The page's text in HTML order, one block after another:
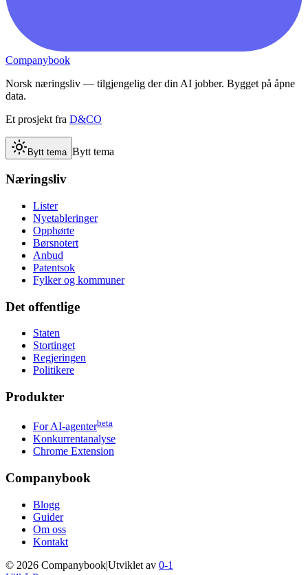
Companybook
Norsk næringsliv — tilgjengelig der din AI jobber. Bygget på åpne
data.
Et prosjekt fra D&CO
Bytt tema Bytt tema
Næringsliv
Lister
Nyetableringer
Opphørte
Børsnotert
Anbud
Patentsok
Fylker og kommuner
Det offentlige
Staten
Stortinget
Regjeringen
Politikere
Produkter
For AI-agenterbeta
Konkurrentanalyse
Chrome Extension
Companybook
Blogg
Guider
Om oss
Kontakt
© 2026 Companybook|Utviklet av 0-1